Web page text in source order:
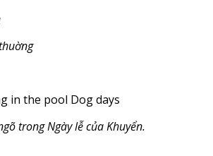
in the pool Dog days
trong Ngày lễ của Khuyển.